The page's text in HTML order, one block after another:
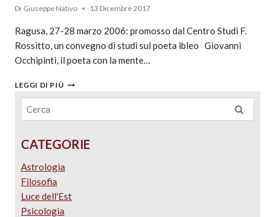
Di Giuseppe Nativo 13 Dicembre 2017
Ragusa, 27-28 marzo 2006: promosso dal Centro Studi F.
Rossitto, un convegno di studi sul poeta ibleo Giovanni
Occhipinti, il poeta con la mente…
LEGGI DI PIÙ
CATEGORIE
Astrologia
Filosofia
Luce dell'Est
Psicologia